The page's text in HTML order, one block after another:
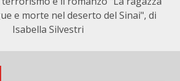
e morte nel deserto del Sinai", di
Isabella Silvestri